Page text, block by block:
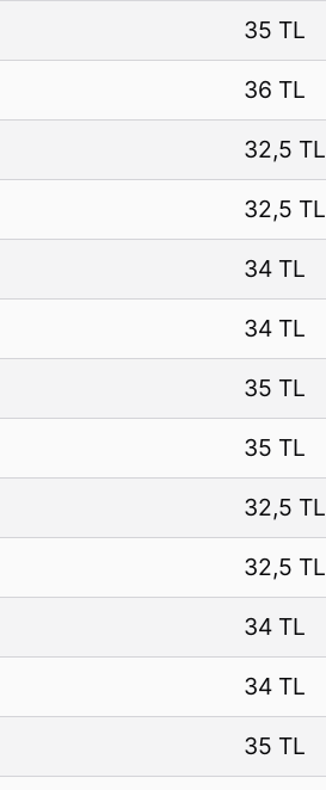
35 TL
36 TL
32,5 TL
32,5 TL
34 TL
34 TL
35 TL
35 TL
32,5 TL
32,5 TL
34 TL
34 TL
35 TL